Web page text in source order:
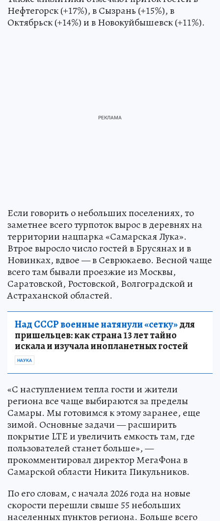
Нефтегорск (+17%), в Сызрань (+15%), в
Октябрьск (+14%) и в Новокуйбышевск (+11%).
Если говорить о небольших поселениях, то
заметнее всего турпоток вырос в деревнях на
территории нацпарка «Самарская Лука».
Втрое выросло число гостей в Брусянах и в
Новинках, вдвое — в Севрюкаево. Весной чаще
всего там бывали проезжие из Москвы,
Саратовской, Ростовской, Волгоградской и
Астраханской областей.
Над СССР военные натянули «сетку»для
пришельцев: как страна 13 лет тайно
искала и изучала инопланетных гостей
НАУКА
«С наступлением тепла гости и жители
региона все чаще выбираются за пределы
Самары. Мы готовимся к этому заранее, еще
зимой. Основные задачи — расширить
покрытие LTE и увеличить емкость там, где
пользователей станет больше», —
прокомментировал директор МегаФона в
Самарской области Никита Пикульников.
По его словам, с начала 2026 года на новые
скорости перешли свыше 55 небольших
населенных пунктов региона. Больше всего